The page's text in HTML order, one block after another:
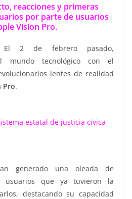
reacciones y primeras
por parte de usuarios
Vision Pro.
2 de febrero pasado,
mundo tecnológico con el
lentes de realidad
Pro.
estatal de justicia civica
generado una oleada de
usuarios que ya tuvieron la
destacando su capacidad